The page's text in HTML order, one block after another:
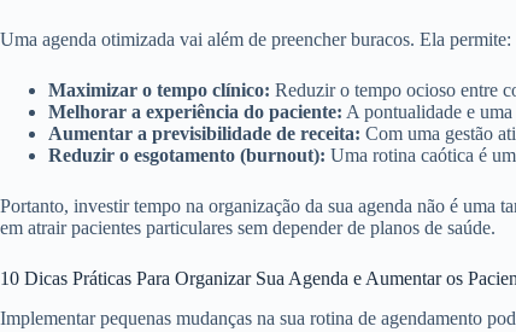
Uma agenda otimizada vai além de preencher buracos. Ela permite:
Maximizar o tempo clínico: Reduzir o tempo ocioso entre
Melhorar a experiência do paciente: A pontualidade e
Aumentar a previsibilidade de receita: Com uma gestão
Reduzir o esgotamento (burnout): Uma rotina caótica é
Portanto, investir tempo na organização da sua agenda não é uma
em atrair pacientes particulares sem depender de planos de saúde.
10 Dicas Práticas Para Organizar Sua Agenda e Aumentar os
Implementar pequenas mudanças na sua rotina de agendamento